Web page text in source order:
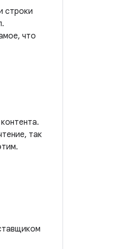
строки
что
так